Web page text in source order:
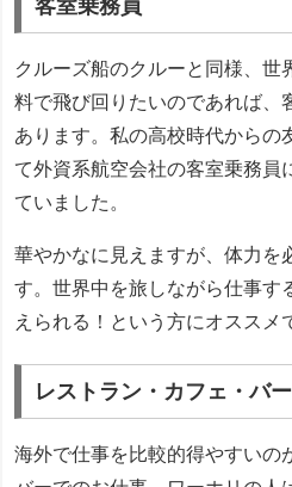
客室乗務員
クルーズ船のクルーと同様、世
料で飛び回りたいのであれば、
あります。私の高校時代からの
て外資系航空会社の客室乗務員
ていました。
華やかなに見えますが、体力を
す。世界中を旅しながら仕事す
えられる！という方にオススメ
レストラン・カフェ・バー
海外で仕事を比較的得やすいの